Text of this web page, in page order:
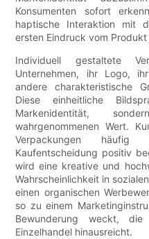
Konsumenten sofort
haptische Interaktion mit
ersten Eindruck vom Produkt
Individuell gestaltete
Unternehmen, ihr Logo,
andere charakteristische
Diese einheitliche
Markenidentität,
wahrgenommenen Wert.
Verpackungen
Kaufentscheidung positiv
wird eine kreative und
Wahrscheinlichkeit in
einen organischen
so zu einem
Bewunderung weckt,
Einzelhandel hinausreicht.